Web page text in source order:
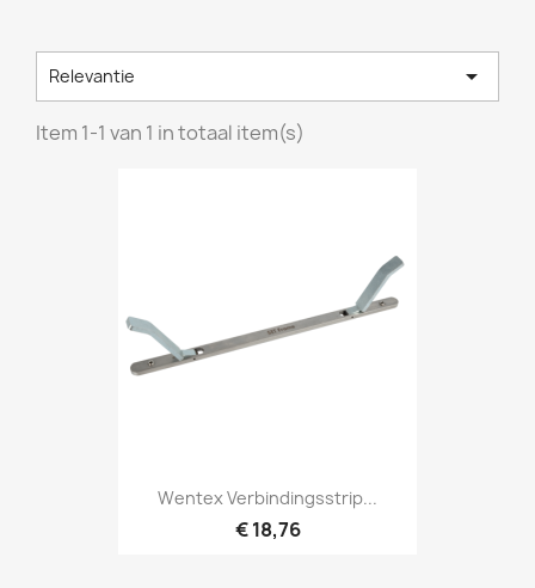
Relevantie 
Item 1-1 van 1 in totaal item(s)
Snel bekijken
Wentex Verbindingsstrip...
€ 18,76